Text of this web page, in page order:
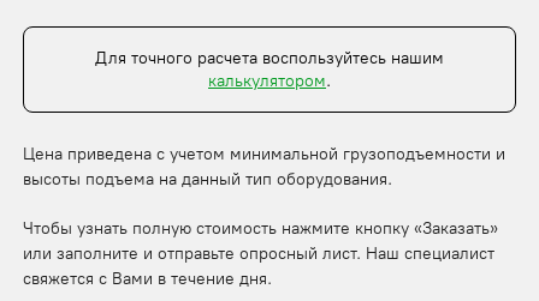
Для точного расчета воспользуйтесь нашим
калькулятором.
Цена приведена с учетом минимальной грузоподъемности и
высоты подъема на данный тип оборудования.
Чтобы узнать полную стоимость нажмите кнопку «Заказать»
или заполните и отправьте опросный лист. Наш специалист
свяжется с Вами в течение дня.